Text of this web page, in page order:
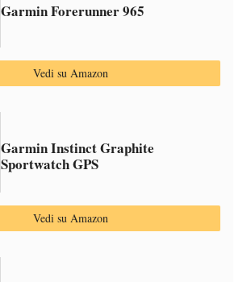
Garmin Forerunner 965
Vedi su Amazon
Garmin Instinct Graphite
Sportwatch GPS
Vedi su Amazon